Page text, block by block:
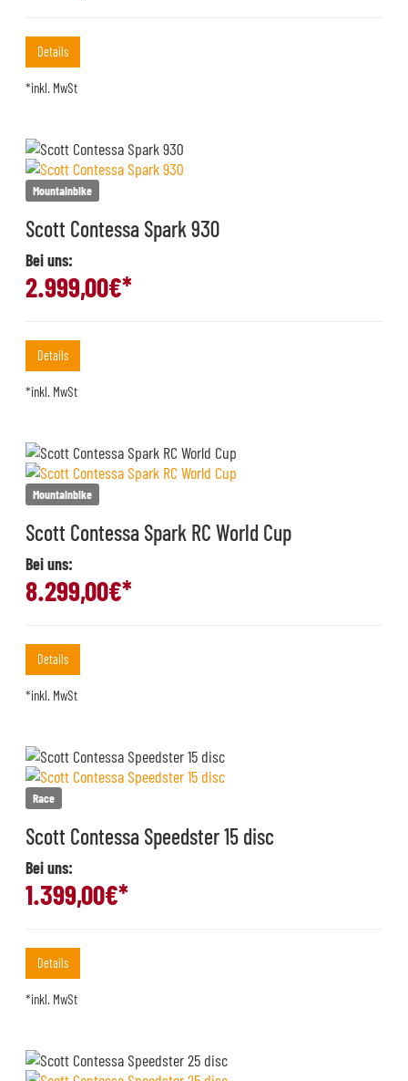
Details
*inkl. MwSt
Mountainbike
Scott Contessa Spark 930
Bei uns:
2.999,00€*
Details
*inkl. MwSt
Mountainbike
Scott Contessa Spark RC World Cup
Bei uns:
8.299,00€*
Details
*inkl. MwSt
Race
Scott Contessa Speedster 15 disc
Bei uns:
1.399,00€*
Details
*inkl. MwSt